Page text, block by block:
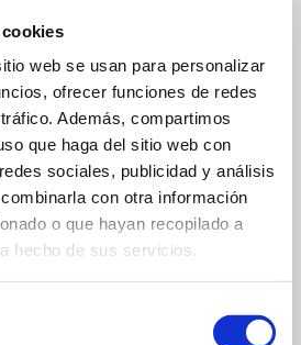
web se usan para personalizar
ofrecer funciones de redes
Además, compartimos
que haga del sitio web con
sociales, publicidad y análisis
con otra información
o que hayan recopilado a
hecho de sus servicios.
los aprendizajes desde
Aprendizaje Basado en
metodología recoge de
educativos del Colegio,
durante toda la etapa de
almacenar información, hay
e interiorizarla. “Aprender a